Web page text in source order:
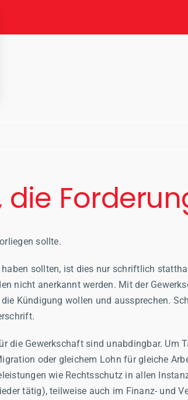
die
sollte.
sollten, ist dies nur schriftlich
nicht anerkannt werden. Mit der
Kündigung wollen und aussprechen.
die Gewerkschaft sind unabdingbar.
oder gleichem Lohn für gleiche
wie Rechtsschutz in allen
tätig), teilweise auch im Finanz- und